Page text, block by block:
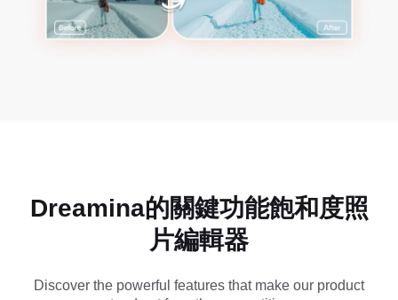
Dreamina的關鍵功能飽和度照
片編輯器
Discover the powerful features that make our product